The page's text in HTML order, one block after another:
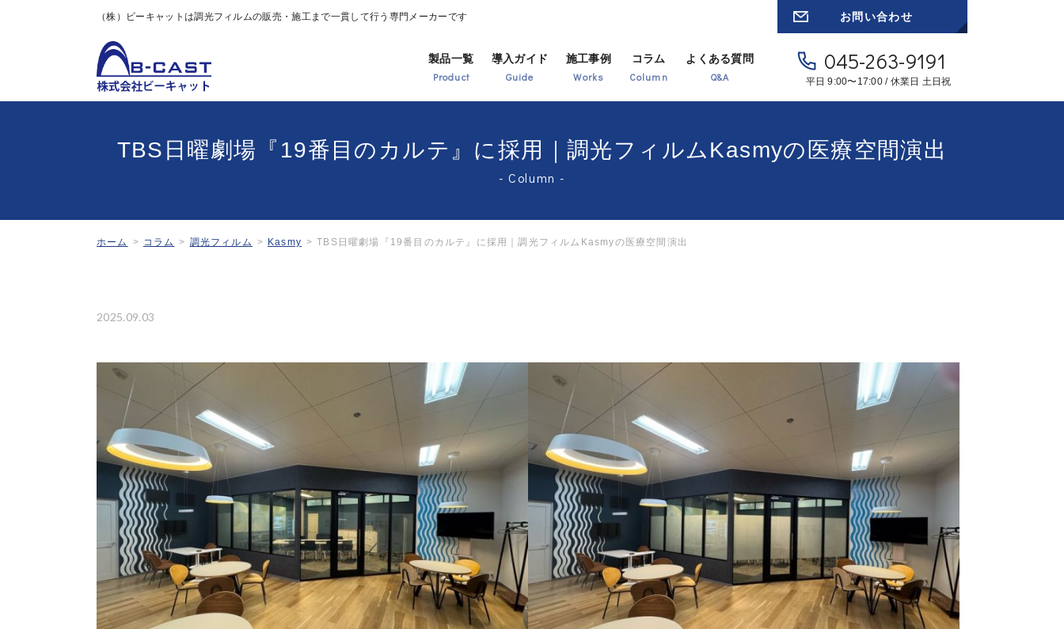
（株）ビーキャットは調光フィルムの販売・施工まで一貫して行う専門メーカーです お問い合わせ
製品一覧
Product
導入ガイド
Guide
施工事例
Works
コラム
Column
よくある質問
Q&A
045-263-9191
平日 9:00〜17:00 / 休業日 土日祝
TBS日曜劇場『19番目のカルテ』に採用｜調光フィルムKasmyの医療空間演出
Column
ホーム コラム 調光フィルム Kasmy TBS日曜劇場『19番目のカルテ』に採用｜調光フィルムKasmyの医療空間演出
2025.09.03